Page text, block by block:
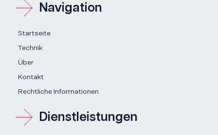
Navigation
Startseite
Technik
Über
Kontakt
Rechtliche Informationen
Dienstleistungen